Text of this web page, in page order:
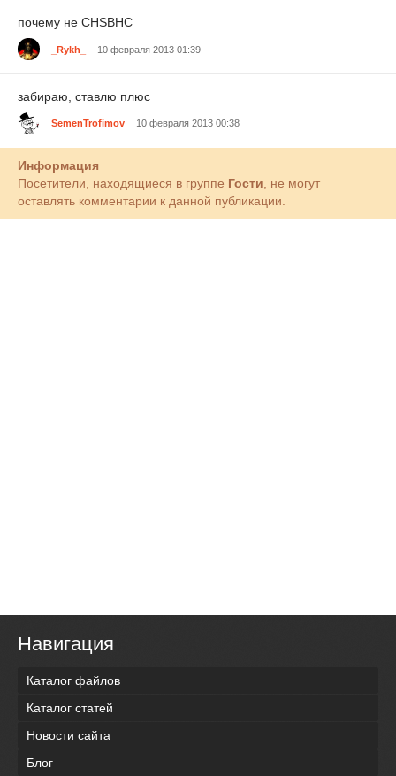
почему не CHSBHC
_Rykh_ 10 февраля 2013 01:39
забираю, ставлю плюс
SemenTrofimov 10 февраля 2013 00:38
Информация
Посетители, находящиеся в группе Гости , не могут
оставлять комментарии к данной публикации.
Навигация
Каталог файлов
Каталог статей
Новости сайта
Блог